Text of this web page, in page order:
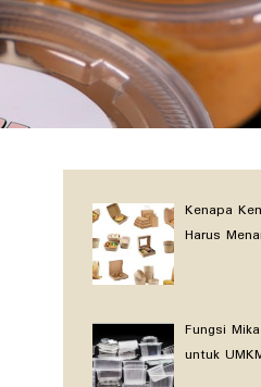
Kenapa
Harus
Fungsi
untuk